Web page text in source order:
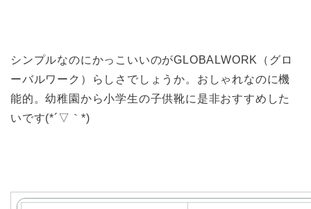
シンプルなのにかっこいいのがGLOBALWORK（グロ
ーバルワーク）らしさでしょうか。おしゃれなのに機
能的。幼稚園から小学生の子供靴に是非おすすめした
いです(*´▽｀*)